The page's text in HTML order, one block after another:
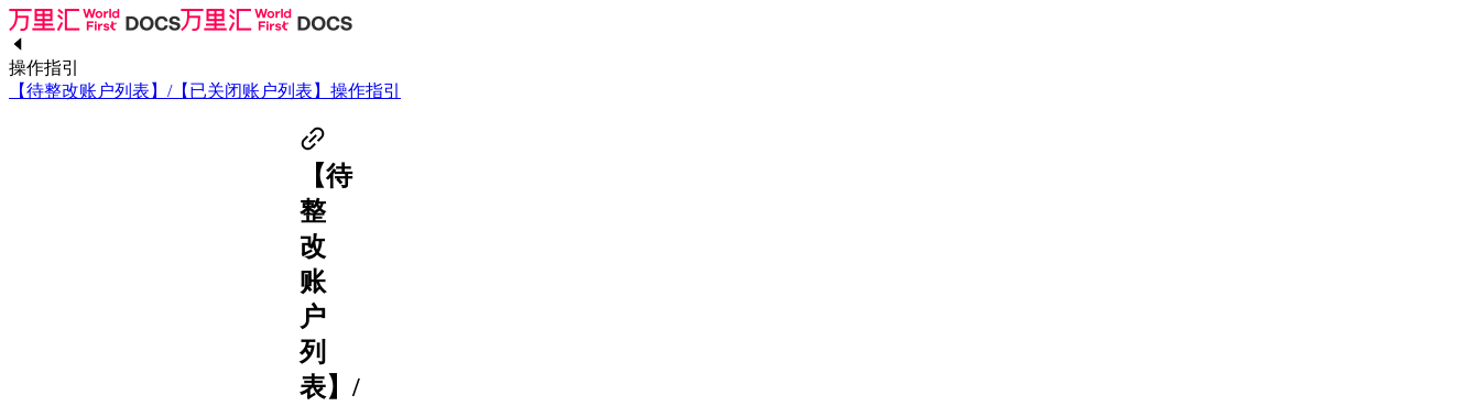
操作指引
【待整改账户列表】/【已关闭账户列表】操作指引
【待
整
改
账
户
列
表】/